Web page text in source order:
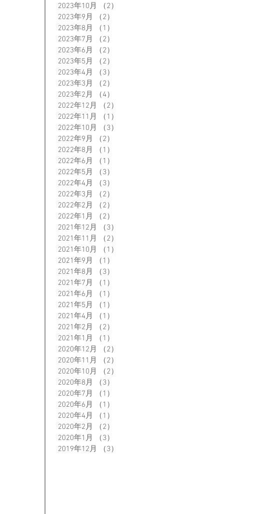
2023年10月
（2）
2023年9月
（2）
2023年8月
（1）
2023年7月
（2）
2023年6月
（2）
2023年5月
（2）
2023年4月
（3）
2023年3月
（2）
2023年2月
（4）
2022年12月
（2）
2022年11月
（1）
2022年10月
（3）
2022年9月
（2）
2022年8月
（1）
2022年6月
（1）
2022年5月
（3）
2022年4月
（3）
2022年3月
（2）
2022年2月
（2）
2022年1月
（2）
2021年12月
（3）
2021年11月
（2）
2021年10月
（1）
2021年9月
（1）
2021年8月
（3）
2021年7月
（1）
2021年6月
（1）
2021年5月
（1）
2021年4月
（1）
2021年2月
（2）
2021年1月
（1）
2020年12月
（2）
2020年11月
（2）
2020年10月
（2）
2020年8月
（3）
2020年7月
（1）
2020年6月
（1）
2020年4月
（1）
2020年2月
（2）
2020年1月
（3）
2019年12月
（3）